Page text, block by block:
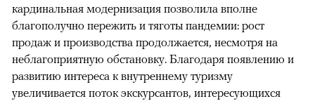
кардинальная модернизация позволила вполне
благополучно пережить и тяготы пандемии: рост
продаж и производства продолжается, несмотря на
неблагоприятную обстановку. Благодаря появлению и
развитию интереса к внутреннему туризму
увеличивается поток экскурсантов, интересующихся